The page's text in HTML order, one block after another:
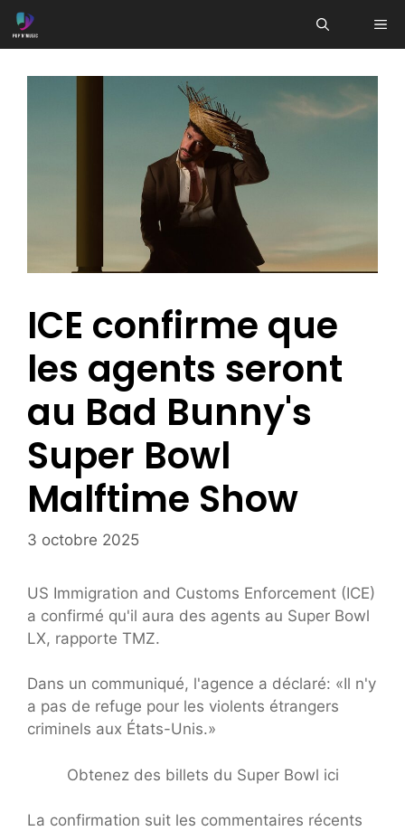
Aller
au
ICE confirme que
les agents seront
au Bad Bunny's
Super Bowl
Malftime Show
3 octobre 2025
US Immigration and Customs Enforcement (ICE)
a confirmé qu'il aura des agents au Super Bowl
LX, rapporte TMZ.
Dans un communiqué, l'agence a déclaré: «Il n'y
a pas de refuge pour les violents étrangers
criminels aux États-Unis.»
Obtenez des billets du Super Bowl ici
La confirmation suit les commentaires récents